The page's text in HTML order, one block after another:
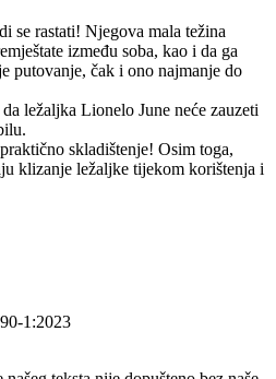
se rastati! Njegova mala težina
između soba, kao i da ga
putovanje, čak i ono najmanje do
ležaljka Lionelo June neće zauzeti
skladištenje! Osim toga,
klizanje ležaljke tijekom korištenja i
1:2023